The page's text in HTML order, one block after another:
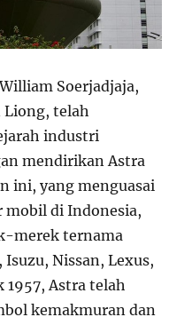
Soerjadjaja,
Liong, telah
industri
mendirikan Astra
ini, yang menguasai
mobil di Indonesia,
merek ternama
Nissan, Lexus,
1957, Astra telah
kemakmuran dan